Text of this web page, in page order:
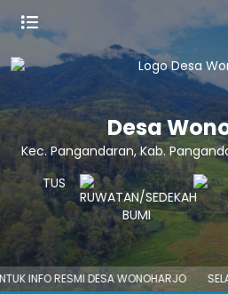
Desa
Kec. Pangandaran, Kab.
INFO RESMI DESA WONOHARJO